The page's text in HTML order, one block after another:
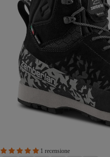
1 recensione